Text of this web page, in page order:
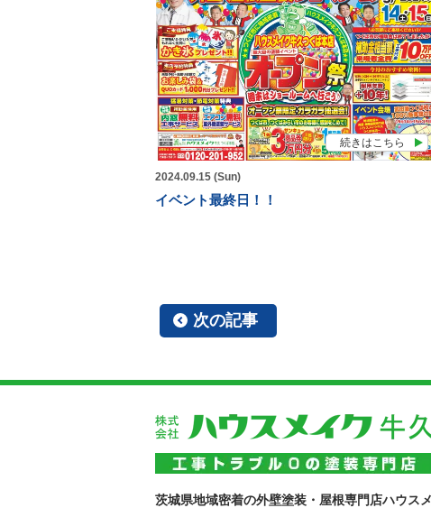
続きはこちら
2024.09.15 (Sun)
イベント最終日！！
次の記事
茨城県地域密着の外壁塗装・屋根専門店ハウス